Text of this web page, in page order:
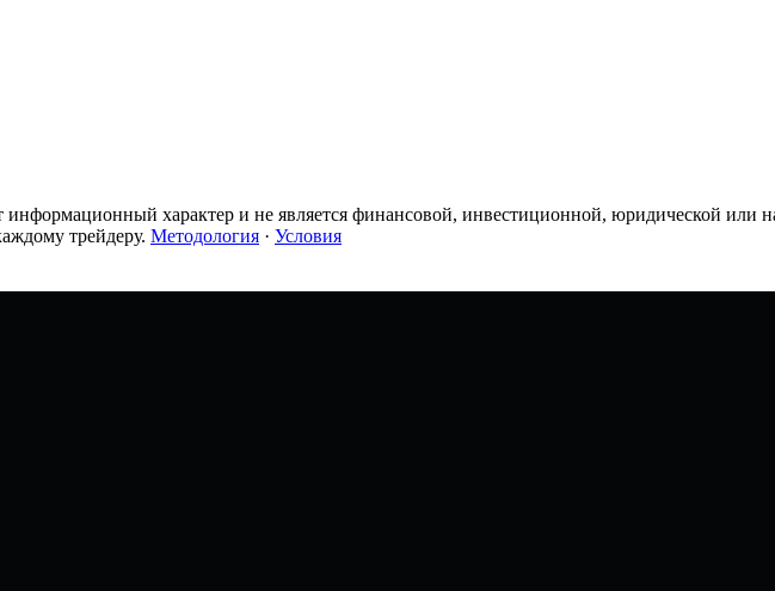
характер и не является финансовой, инвестиционной, юридической или
трейдеру. Методология · Условия